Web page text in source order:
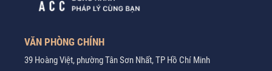
VĂN PHÒNG CHÍNH
39 Hoàng Việt, phường Tân Sơn Nhất, TP Hồ Chí Minh